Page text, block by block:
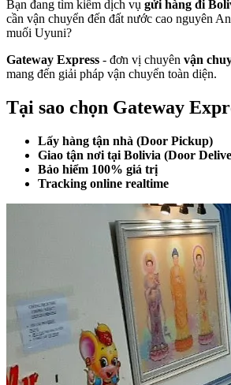
Bạn đang tìm kiếm dịch vụ gửi hàng đi
cần vận chuyển đến đất nước cao nguyên
muối Uyuni?
Gateway Express - đơn vị chuyên vận
mang đến giải pháp vận chuyển toàn diện.
Tại sao chọn Gateway
Lấy hàng tận nhà (Door Pickup)
Giao tận nơi tại Bolivia (Door
Bảo hiểm 100% giá trị
Tracking online realtime